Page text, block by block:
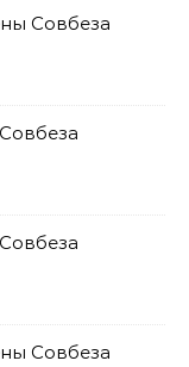
Совбеза
Совбеза